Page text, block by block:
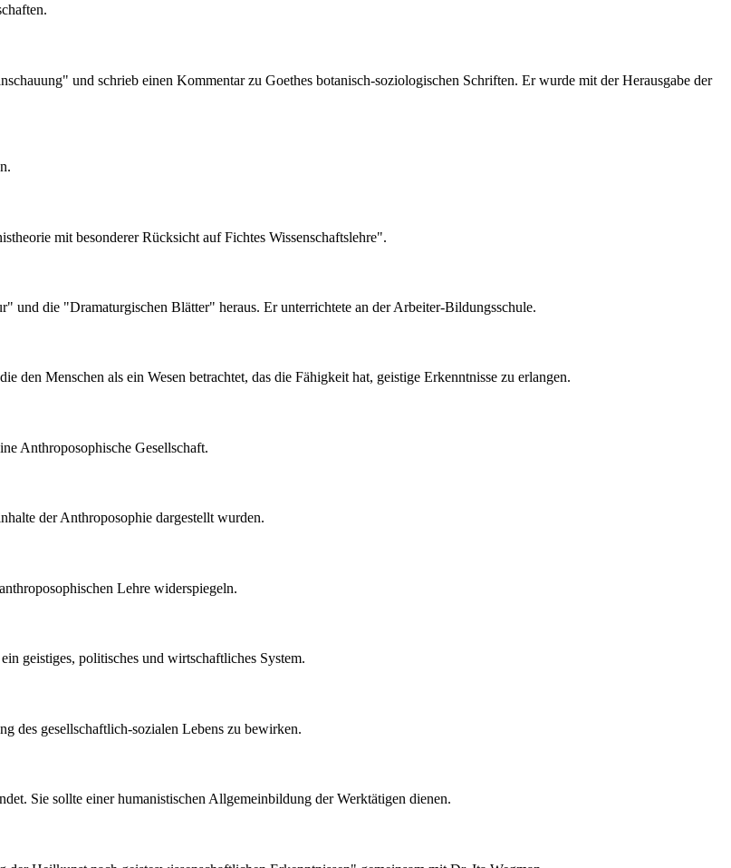
und schrieb einen Kommentar zu Goethes botanisch-soziologischen Schriften. Er wurde mit der Herausgabe der
mit besonderer Rücksicht auf Fichtes Wissenschaftslehre".
die "Dramaturgischen Blätter" heraus. Er unterrichtete an der Arbeiter-Bildungsschule.
den Menschen als ein Wesen betrachtet, das die Fähigkeit hat, geistige Erkenntnisse zu erlangen.
Anthroposophische Gesellschaft.
der Anthroposophie dargestellt wurden.
Lehre widerspiegeln.
geistiges, politisches und wirtschaftliches System.
des gesellschaftlich-sozialen Lebens zu bewirken.
Sie sollte einer humanistischen Allgemeinbildung der Werktätigen dienen.